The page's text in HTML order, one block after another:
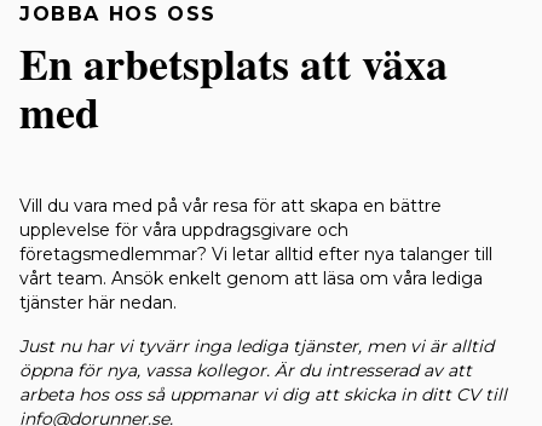
JOBBA HOS OSS
En arbetsplats att växa
med
Vill du vara med på vår resa för att skapa en bättre
upplevelse för våra uppdragsgivare och
företagsmedlemmar? Vi letar alltid efter nya talanger till
vårt team. Ansök enkelt genom att läsa om våra lediga
tjänster här nedan.
Just nu har vi tyvärr inga lediga tjänster, men vi är alltid
öppna för nya, vassa kollegor. Är du intresserad av att
arbeta hos oss så uppmanar vi dig att skicka in ditt CV till
info@dorunner.se.